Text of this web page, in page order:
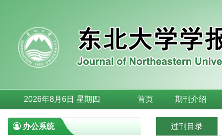
2026年8月6日 星期四 首页 期刊介绍
过刊目录
办公系统